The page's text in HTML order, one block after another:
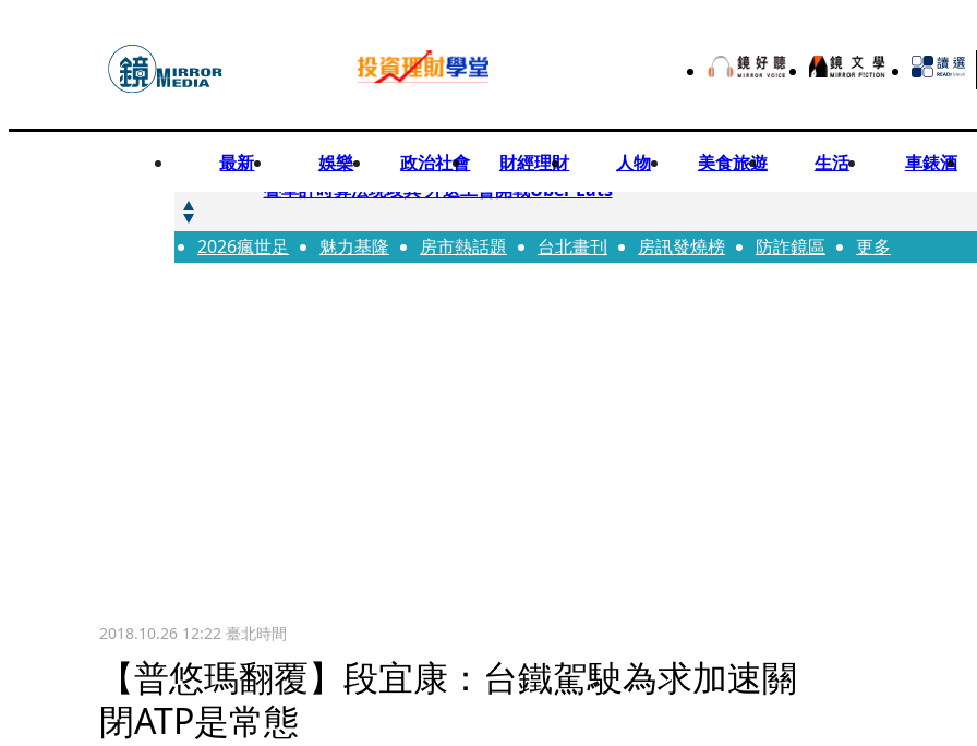
最新 娛樂 政治社會 財經理財 人物 美食旅遊 生活 車錶酒
快訊
疊單計時算法現歧異 外送工會開戰Uber Eats
快訊
靚時尚／大丈夫當如是 Multifaceted Manhood
2026瘋世足 魅力基隆 房市熱話題 台北畫刊 房訊發燒榜 防詐鏡區 更多
2018.10.26 12:22臺北時間
【普悠瑪翻覆】段宜康：台鐵駕駛為求加速關
閉ATP是常態